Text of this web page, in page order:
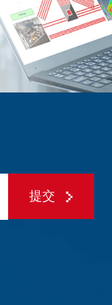
提交